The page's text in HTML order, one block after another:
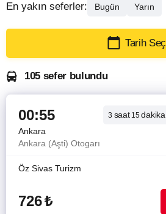
En yakın seferler: Bugün Yarın
Tarih Seç
105 sefer bulundu
00:55 3 saat15dakika
Ankara
Ankara (Aşti) Otogarı
Öz Sivas Turizm
726₺